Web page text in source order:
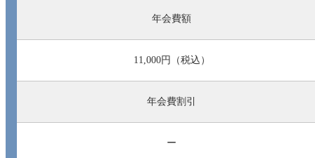
年会費額
11,000円（税込）
年会費割引
ー